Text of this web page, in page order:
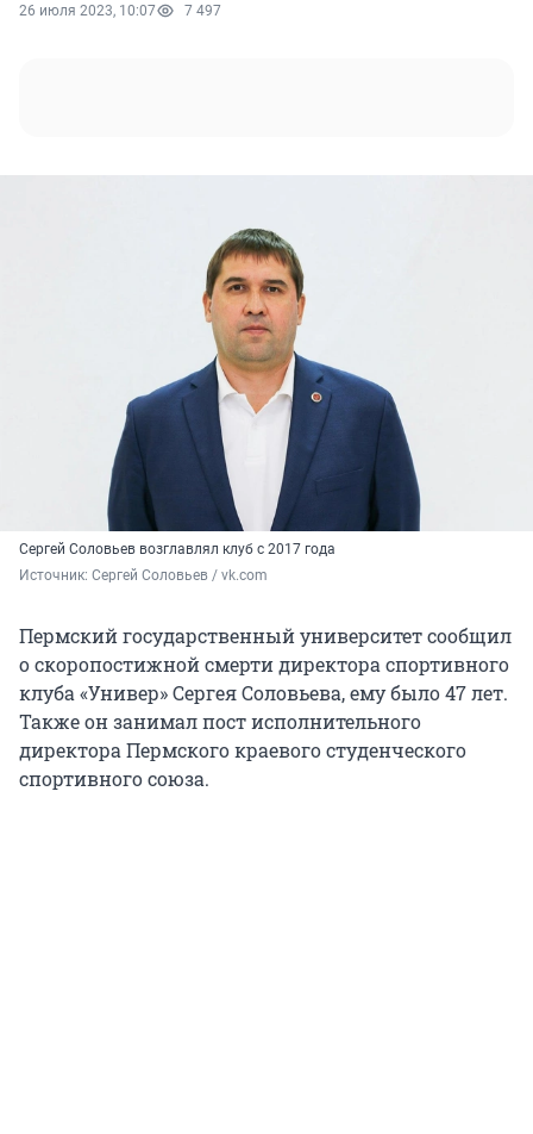
26 июля 2023, 10:07 7 497
Сергей Соловьев возглавлял клуб с 2017 года
Источник: Сергей Соловьев / vk.com
Пермский государственный университет сообщил
о скоропостижной смерти директора спортивного
клуба «Универ» Сергея Соловьева, ему было 47 лет.
Также он занимал пост исполнительного
директора Пермского краевого студенческого
спортивного союза.